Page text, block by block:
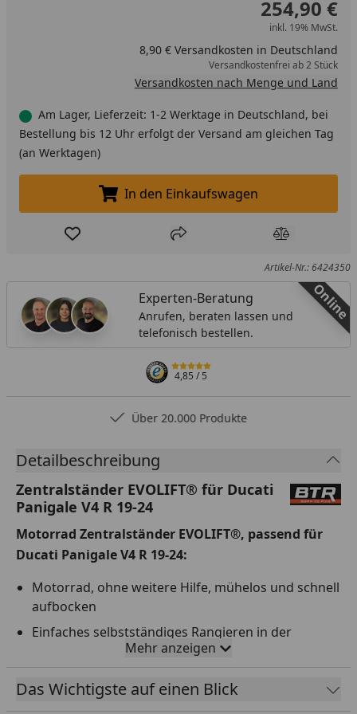
254,90 €
inkl. 19% MwSt.
8,90 € Versandkosten in Deutschland
Versandkostenfrei ab 2 Stück
Versandkosten nach Menge und Land
Am Lager, Lieferzeit: 1-2 Werktage in Deutschland, bei
Bestellung bis 12 Uhr erfolgt der Versand am gleichen Tag
(an Werktagen)
In den Einkaufswagen legen
In den Einkaufswagen
Produkt zur Wunschliste hinzufügen
Teilen Produkt
Artikel-Nr.: 6424350
Online
Experten-Beratung
Anrufen, beraten lassen und
telefonisch bestellen.
4,85/ 5
Über 20.000 Produkte
Detailbeschreibung
Zentralständer EVOLIFT® für Ducati
Panigale V4 R 19-24
Motorrad Zentralständer EVOLIFT®, passend für
Ducati Panigale V4 R 19-24:
Motorrad, ohne weitere Hilfe, mühelos und schnell
aufbocken
Einfaches selbstständiges Rangieren in der
Boxengasse, Garage oder Werkstatt
Zentralständer ist in 7 Stufen höhenverstellbar;
Mehr anzeigen
Das Wichtigste auf einen Blick